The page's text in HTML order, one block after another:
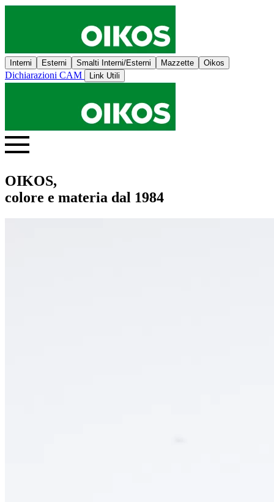
Interni Esterni Smalti Interni/Esterni Mazzette Oikos
Dichiarazioni CAM Link Utili
OIKOS,
colore e materia dal 1984